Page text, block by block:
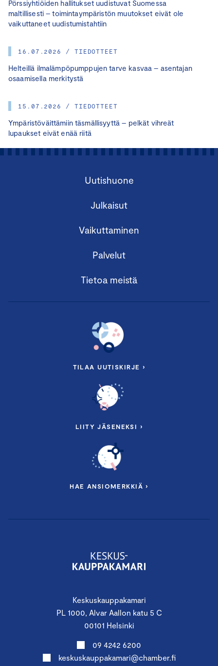
Pörssiyhtiöiden hallitukset uudistuvat Suomessa
maltillisesti – toimintaympäristön muutokset eivät ole
vaikuttaneet uudistumistahtiin
16.07.2026 / TIEDOTTEET
Helteillä ilmalämpöpumppujen tarve kasvaa – asentajan
osaamisella merkitystä
15.07.2026 / TIEDOTTEET
Ympäristöväittämiin täsmällisyyttä – pelkät vihreät
lupaukset eivät enää riitä
Keskuskauppakamari
PL 1000, Alvar Aallon katu 5 C
00101 Helsinki
09 4242 6200
keskuskauppakamari@chamber.fi
Uutishuone
Julkaisut
Vaikuttaminen
Palvelut
Tietoa meistä
TILAA UUTISKIRJE ›
LIITY JÄSENEKSI ›
HAE ANSIOMERKKIÄ ›